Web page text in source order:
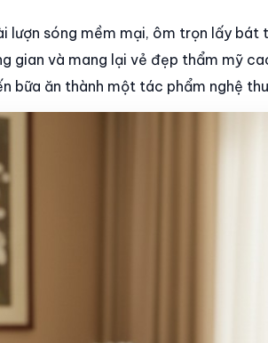
lượn sóng mềm mại, ôm trọn lấy
gian và mang lại vẻ đẹp thẩm mỹ
bữa ăn thành một tác phẩm nghệ